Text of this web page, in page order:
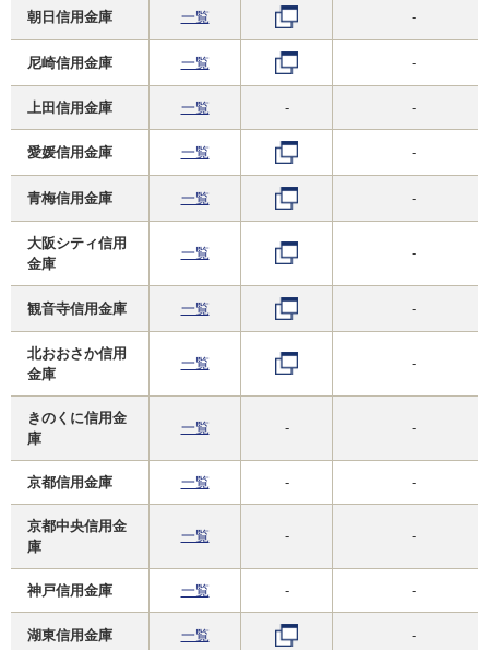
朝日信用金庫 一覧 -
尼崎信用金庫 一覧 -
上田信用金庫 一覧 - -
愛媛信用金庫 一覧 -
青梅信用金庫 一覧 -
大阪シティ信用
金庫
一覧 -
観音寺信用金庫 一覧 -
北おおさか信用
金庫
一覧 -
きのくに信用金
庫
一覧 - -
京都信用金庫 一覧 - -
京都中央信用金
庫
一覧 - -
神戸信用金庫 一覧 - -
湖東信用金庫 一覧 -